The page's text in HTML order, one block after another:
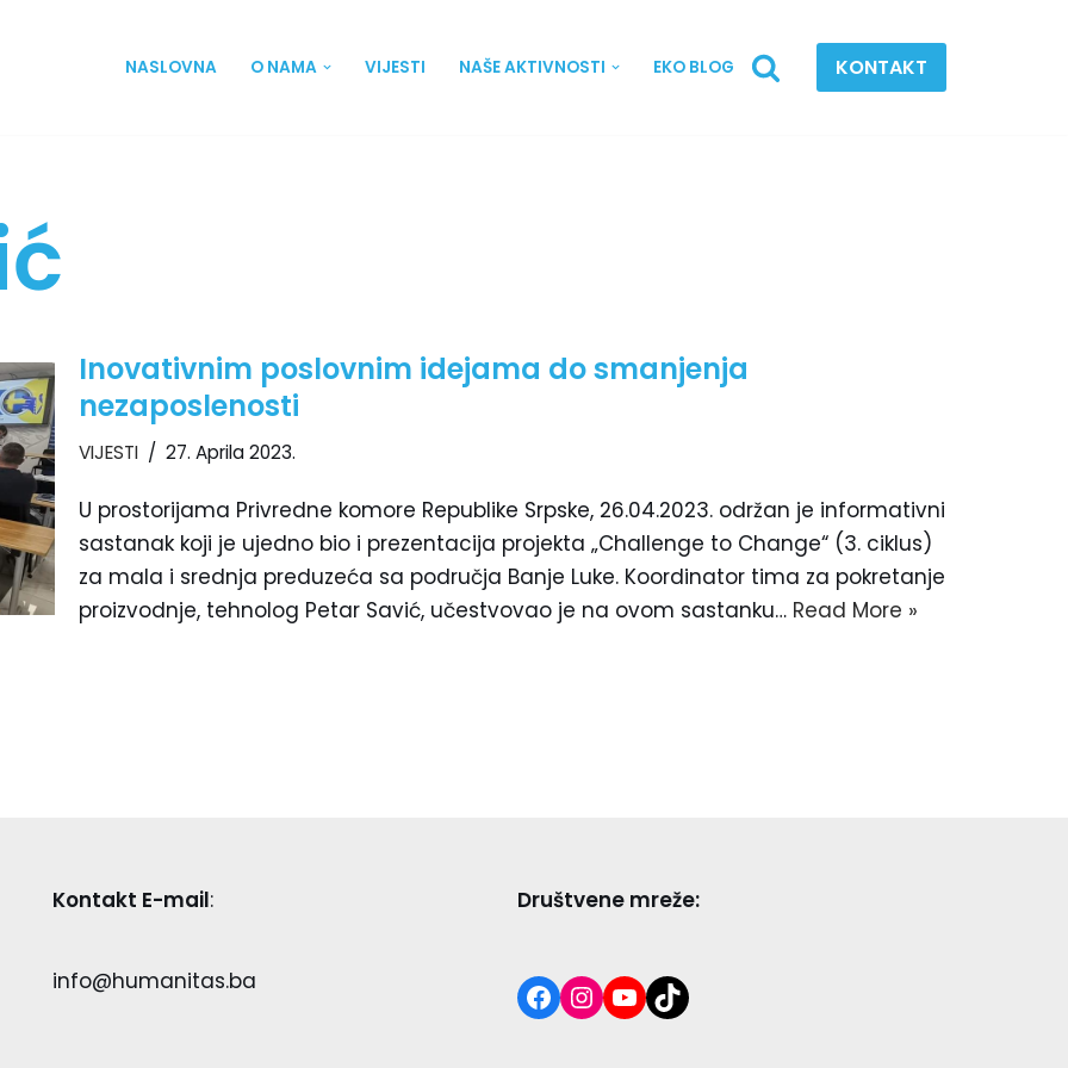
NASLOVNA O NAMA VIJESTI NAŠE AKTIVNOSTI EKO BLOG KONTAKT
Inovativnim poslovnim idejama do smanjenja
nezaposlenosti
VIJESTI 27. Aprila 2023.
U prostorijama Privredne komore Republike Srpske, 26.04.2023. održan je informativni
sastanak koji je ujedno bio i prezentacija projekta „Challenge to Change“ (3. ciklus)
za mala i srednja preduzeća sa područja Banje Luke. Koordinator tima za pokretanje
proizvodnje, tehnolog Petar Savić, učestvovao je na ovom sastanku… Read More »
Kontakt E-mail:
info@humanitas.ba
Društvene mreže: